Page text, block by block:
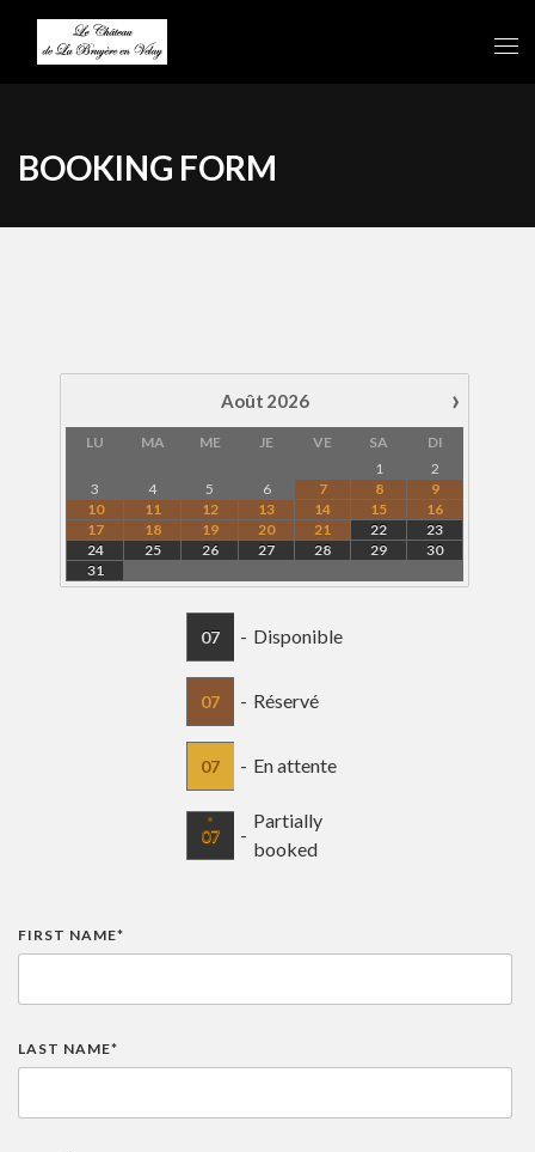
BOOKING FORM
›
Août 2026
LU MA ME JE VE SA
DI
1
2
3
4 5 6 7 8
9
10
11 12 13 14 15
16
17
18 19 20 21 22
23
24
25 26 27 28 29
30
31
07 - Disponible
07 - Réservé
07 - En attente
·
07 -
Partially
booked
FIRST NAME*
LAST NAME*